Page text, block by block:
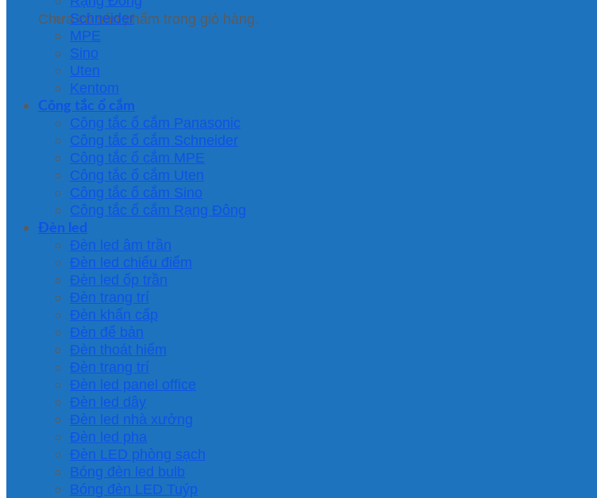
Chưa có sản phẩm trong giỏ hàng.
Schneider
MPE
Sino
Uten
Kentom
Công tắc ổ cắm
Công tắc ổ cắm Panasonic
Công tắc ổ cắm Schneider
Công tắc ổ cắm MPE
Công tắc ổ cắm Uten
Công tắc ổ cắm Sino
Công tắc ổ cắm Rạng Đông
Đèn led
Đèn led âm trần
Đèn led chiếu điểm
Đèn led ốp trần
Đèn trang trí
Đèn khẩn cấp
Đèn để bàn
Đèn thoát hiểm
Đèn trang trí
Đèn led panel office
Đèn led dây
Đèn led nhà xưởng
Đèn led pha
Đèn LED phòng sạch
Bóng đèn led bulb
Bóng đèn LED Tuýp